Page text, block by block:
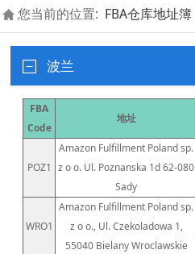
您当前的位置: FBA仓库地址簿
波兰
FBA
Code
地址
POZ1
Amazon Fulfillment Poland sp.
z o o. Ul. Poznanska 1d 62-080
Sady
WRO1
Amazon Fulfillment Poland sp.
z o o., Ul. Czekoladowa 1,
55040 Bielany Wroclawskie